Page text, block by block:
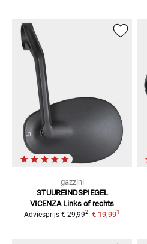
gazzini
STUUREINDSPIEGEL
VICENZA Links of rechts
Adviesprijs € 29,992 € 19,991